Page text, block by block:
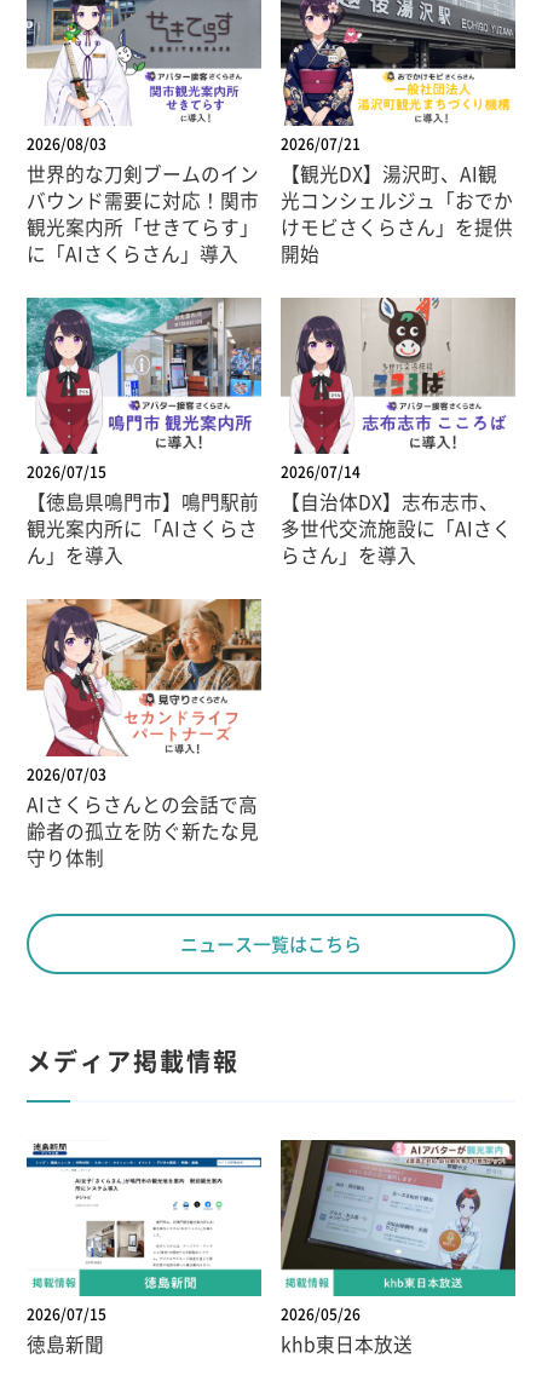
2026/08/03
世界的な刀剣ブームのイン
バウンド需要に対応！関市
観光案内所「せきてらす」
に「AIさくらさん」導入
2026/07/21
【観光DX】湯沢町、AI観
光コンシェルジュ「おでか
けモビさくらさん」を提供
開始
2026/07/15
【徳島県鳴門市】鳴門駅前
観光案内所に「AIさくらさ
ん」を導入
2026/07/14
【自治体DX】志布志市、
多世代交流施設に「AIさく
らさん」を導入
2026/07/03
AIさくらさんとの会話で高
齢者の孤立を防ぐ新たな見
守り体制
ニュース一覧はこちら
メディア掲載情報
2026/07/15
徳島新聞
2026/05/26
khb東日本放送